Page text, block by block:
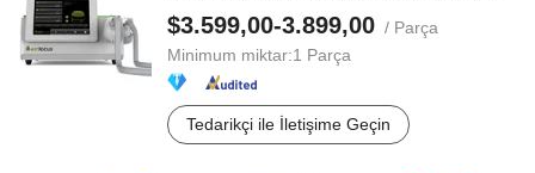
$3.599,00-3.899,00 / Parça
Minimum miktar:1 Parça
Tedarikçi ile İletişime Geçin